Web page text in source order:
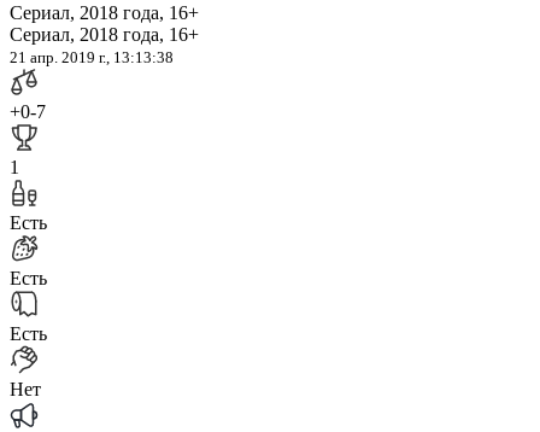
Сериал, 2018 года, 16+
Сериал, 2018 года, 16+
21 апр. 2019 г., 13:13:38
+0-7
1
Есть
Есть
Есть
Нет